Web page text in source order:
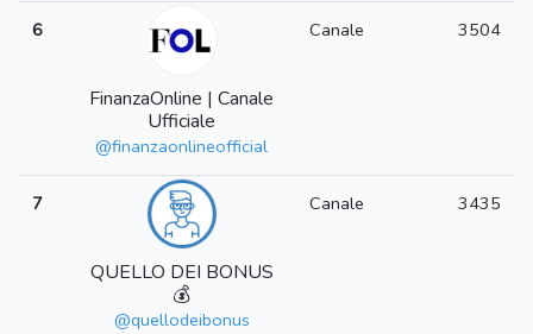
6
FinanzaOnline | Canale
Ufficiale
@finanzaonlineofficial
Canale 3504
7
QUELLO DEI BONUS
💰
@quellodeibonus
Canale 3435